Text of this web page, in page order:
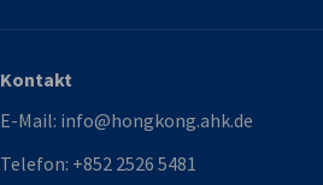
Kontakt
E-Mail: info@hongkong.ahk.de
Telefon: +852 2526 5481